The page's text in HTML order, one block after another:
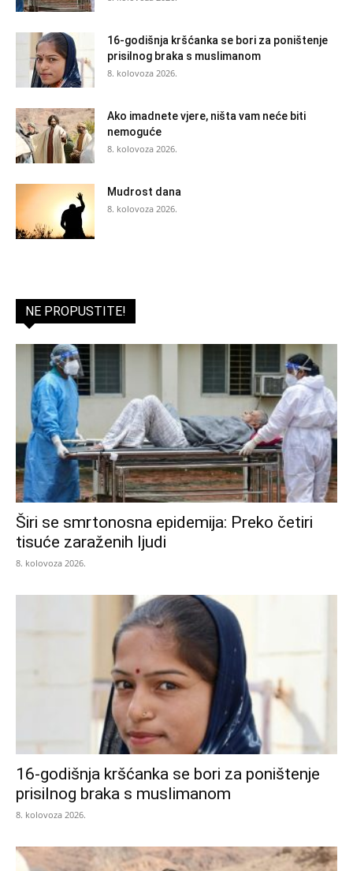
16-godišnja kršćanka se bori za poništenje
prisilnog braka s muslimanom
8. kolovoza 2026.
Ako imadnete vjere, ništa vam neće biti
nemoguće
8. kolovoza 2026.
Mudrost dana
8. kolovoza 2026.
NE PROPUSTITE!
Širi se smrtonosna epidemija: Preko četiri
tisuće zaraženih ljudi
8. kolovoza 2026.
16-godišnja kršćanka se bori za poništenje
prisilnog braka s muslimanom
8. kolovoza 2026.